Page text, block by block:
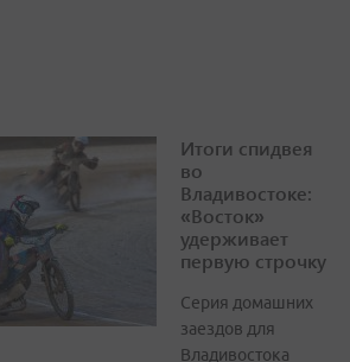
Итоги спидвея
во
Владивостоке:
«Восток»
удерживает
первую строчку
Серия домашних
заездов для
Владивостока